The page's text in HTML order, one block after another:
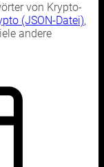
von Krypto-
(JSON-Datei),
andere